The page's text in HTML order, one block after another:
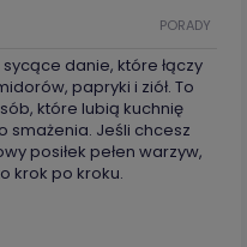
PORADY
danie, które łączy
papryki i ziół. To
które lubią kuchnię
smażenia. Jeśli chcesz
posiłek pełen warzyw,
krok po kroku.